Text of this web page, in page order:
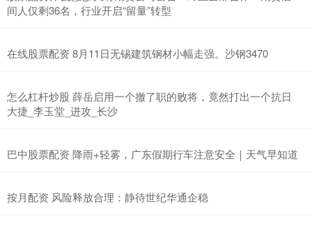
间人仅剩36名，行业开启“留量”转型
在线股票配资 8月11日无锡建筑钢材小幅走强。沙钢3470
怎么杠杆炒股 薛岳启用一个撤了职的败将，竟然打出一个抗日
大捷_李玉堂_进攻_长沙
巴中股票配资 降雨+轻雾，广东假期行车注意安全｜天气早知道
按月配资 风险释放合理：静待世纪华通企稳